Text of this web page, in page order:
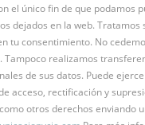
el único fin de que podamos
dejados en la web. Tratamos
tu consentimiento. No
Tampoco realizamos
de sus datos. Puede
acceso, rectificación y
otros derechos enviando